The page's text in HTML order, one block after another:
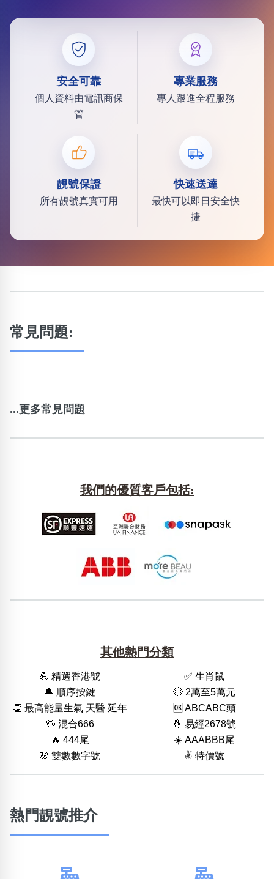
安全可靠
個人資料由電訊商保
管
專業服務
專人跟進全程服務
靚號保證
所有靚號真實可用
快速送達
最快可以即日安全快
捷
常見問題:
...更多常見問題
我們的優質客戶包括:
其他熱門分類
💪 精選香港號
✅ 生肖鼠
🔔 順序按鍵
💥 2萬至5萬元
👏 最高能量生氣 天醫 延年
🆗️ ABCABC頭
🖖 混合666
🤞 易經2678號
🔥 444尾
☀️ AAABBB尾
🌸 雙數數字號
✌️ 特價號
熱門靚號推介